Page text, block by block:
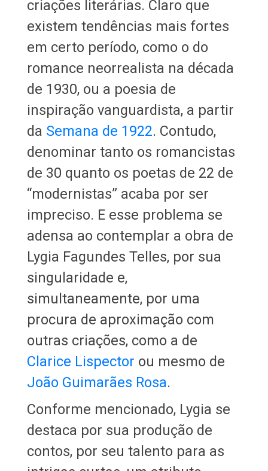
criações literárias. Claro que
existem tendências mais fortes
em certo período, como o do
romance neorrealista na década
de 1930, ou a poesia de
inspiração vanguardista, a partir
da Semana de 1922. Contudo,
denominar tanto os romancistas
de 30 quanto os poetas de 22 de
“modernistas” acaba por ser
impreciso. E esse problema se
adensa ao contemplar a obra de
Lygia Fagundes Telles, por sua
singularidade e,
simultaneamente, por uma
procura de aproximação com
outras criações, como a de
Clarice Lispector ou mesmo de
João Guimarães Rosa.
Conforme mencionado, Lygia se
destaca por sua produção de
contos, por seu talento para as